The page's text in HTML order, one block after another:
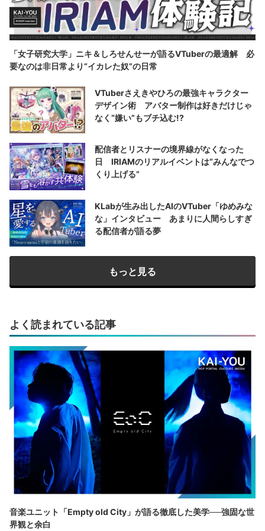
「女子研究大学」ニキ＆しろせんせーが語るVTuberの最適解 必
要なのは非日常より“イカレた奴”の日常
VTuberさえきやひろの最強キャラクター
デザイン術 アバター制作は好きだけじゃ
なく“嫌い”もブチ込む!?
配信者とリスナーの境界線がなくなった
日 IRIAMのリアルイベントは“みんなでつ
くり上げる”
KLabが生み出したAIのVTuber「ゆめみな
な」インタビュー あまりに人間らしすぎ
る配信者が語る夢
もっと見る
よく読まれている記事
音楽ユニット「Empty old City」が語る徹底した美学──強固な世
界観と余白